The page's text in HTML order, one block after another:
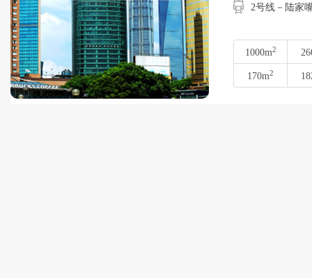
2号线－陆家
1000m2
170m2